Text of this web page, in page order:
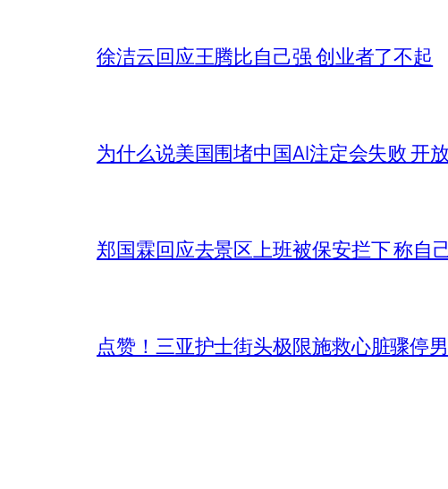
徐洁云回应王腾比自己强 创业者了不起
为什么说美国围堵中国AI注定会失败 开
郑国霖回应去景区上班被保安拦下 称自
点赞！三亚护士街头极限施救心脏骤停